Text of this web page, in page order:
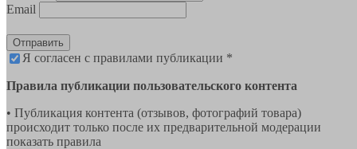
Email
Отправить
Я согласен с правилами публикации *
Правила публикации пользовательского контента
• Публикация контента (отзывов, фотографий товара)
происходит только после их предварительной модерации
показать правила